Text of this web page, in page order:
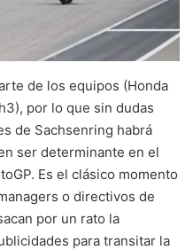
de los equipos (Honda
por lo que sin dudas
de Sachsenring habrá
ser determinante en el
Es el clásico momento
o directivos de
por un rato la
para transitar la